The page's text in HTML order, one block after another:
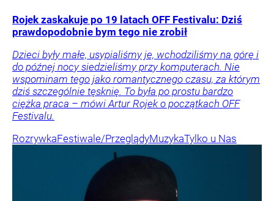
Rojek zaskakuje po 19 latach OFF Festivalu: Dziś
prawdopodobnie bym tego nie zrobił
Dzieci były małe, usypialiśmy je, wchodziliśmy na górę i
do późnej nocy siedzieliśmy przy komputerach. Nie
wspominam tego jako romantycznego czasu, za którym
dziś szczególnie tęsknię. To była po prostu bardzo
ciężka praca – mówi Artur Rojek o początkach OFF
Festivalu.
RozrywkaFestiwale/PrzeglądyMuzykaTylko u Nas